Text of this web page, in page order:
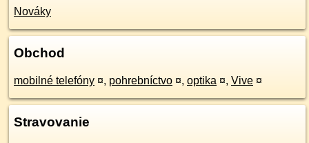
Nováky
Obchod
mobilné telefóny ¤, pohrebníctvo ¤, optika ¤, Vive ¤
Stravovanie